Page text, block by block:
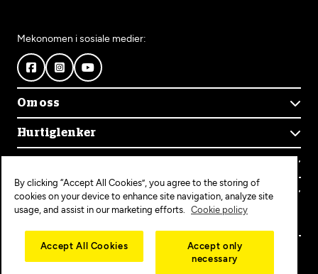
Mekonomen i sosiale medier:
Om oss
Om Mekonomen
Mekonomens historie
Jobb i Mekonomen
Bærekraft
Bli Mekonomen-verksted
Hurtiglenker
Finn verksted
Bestill time
Opprett konto
Kundeservice
Ofte stilte spørsmål
Mekonomen+
Personvern
Populære tjenester
Bilservice
EU-kontroll
Diagnose/Feilsøking
Dekkskift
Copyright © 2025 MEKO Norway AS
Personvernerklæring
By clicking “Accept All Cookies”, you agree to the storing of
cookies on your device to enhance site navigation, analyze site
usage, and assist in our marketing efforts.
Cookie policy
Accept All Cookies
Accept only
necessary